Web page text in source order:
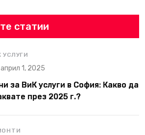
статии
УСЛУГИ
април 1, 2025
за ВиК услуги в София: Какво да
през 2025 г.?